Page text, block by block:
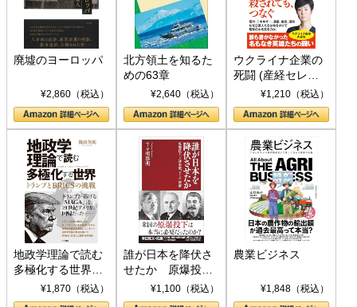
廃墟のヨーロッパ
¥2,860（税込）
北方領土を知るた
めの63章
¥2,640（税込）
ウクライナ企業の
死闘 (産経セレク
ト S 039)¥1,210（税込）
地政学理論で読む
多極化する世界：
トランプとBRICS
の挑戦
¥1,870（税込）
誰が日本を降伏さ
せたか 原爆投
下、ソ連参戦、そ
して聖断 (PHP新
¥1,100（税込）
農業ビジネス
¥1,848（税込）